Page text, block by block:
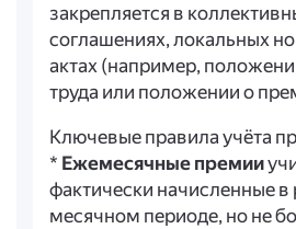
закрепляется в
соглашениях, локальных
актах (например,
труда или положении о
Ключевые правила учёта
* Ежемесячные премии
фактически начисленные в
месячном периоде, но не